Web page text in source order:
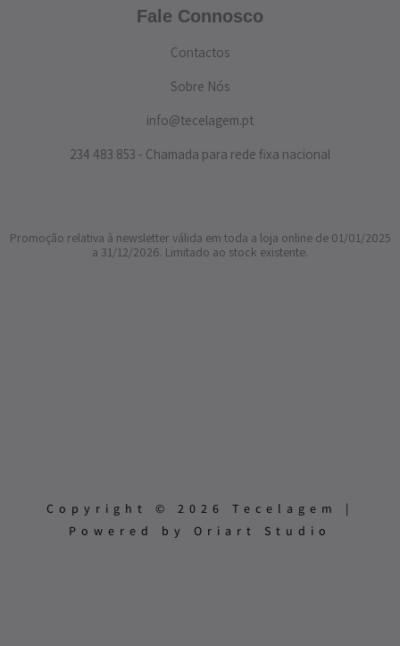
Fale Connosco
Contactos
Sobre Nós
info@tecelagem.pt
234 483 853 - Chamada para rede fixa nacional
Promoção relativa à newsletter válida em toda a loja online de 01/01/2025
a 31/12/2026. Limitado ao stock existente.
Copyright © 2026 Tecelagem |
Powered by Oriart Studio